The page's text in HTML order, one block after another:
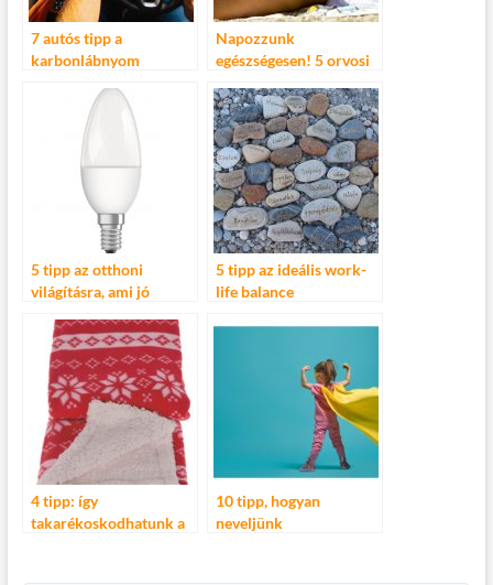
7 autós tipp a
karbonlábnyom
Napozzunk
egészségesen! 5 orvosi
érdemes odafigyelni
5 tipp az otthoni
világításra, ami jó
5 tipp az ideális work-
life balance
4 tipp: így
takarékoskodhatunk a
10 tipp, hogyan
neveljünk